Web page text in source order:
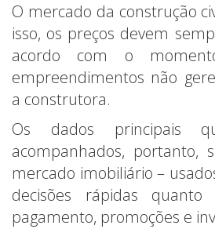
O mercado da construção
isso, os preços devem
acordo com o
empreendimentos não
a construtora.
Os dados principais
acompanhados, portanto,
mercado imobiliário –
decisões rápidas
pagamento, promoções e